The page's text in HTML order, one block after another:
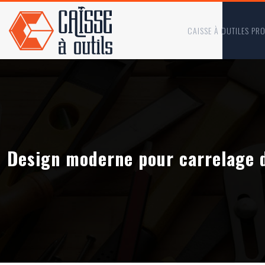
CAISSE À OUTILES PRO
Design moderne pour carrelage